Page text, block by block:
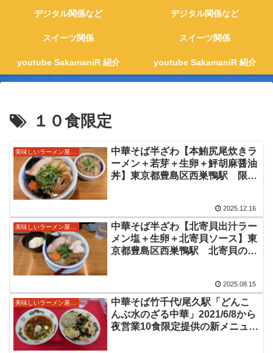
デジタル関係など デジタル関係など
スイーツ関係 スイーツ関係
youtube SakamaniR 紹介 youtube SakamaniR 紹介
１０食限定
中華そば半ざわ【本鮪尻尾炊きラ
ーメン＋若芽＋生卵＋鮃胡麻醤油
丼】東京都豊島区西巣鴨駅 限定
2025.12.16
美味しいラーメン屋さん
中華そば半ざわ【北寄貝出汁ラー
メン塩＋生卵＋北寄貝ソース】東
京都豊島区西巣鴨駅 北寄貝の旨
2025.08.15
中華そば竹千代/尾久駅「どんこ
んぶ水のざる中華」2021/6/8から
夜営業10食限定提供の新メニュー